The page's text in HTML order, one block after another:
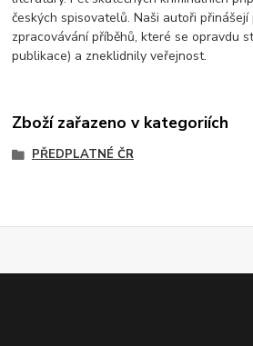
českých spisovatelů. Naši autoři
zpracovávání příběhů, které se opravdu
publikace) a zneklidnily veřejnost.
Zboží zařazeno v kategoriích
PŘEDPLATNÉ ČR